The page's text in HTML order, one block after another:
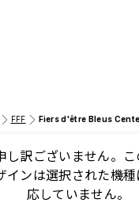
FFF Fiers d'être Bleus
し訳ございません。
インは選択された機種
応していません。